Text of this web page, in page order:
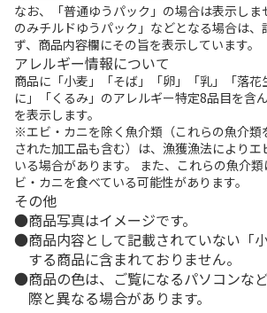
なお、「普通ゆうパック」の場合は表示し
のみチルドゆうパック」などとなる場合は、
ず、商品内容欄にその旨を表示しています。
アレルギー情報について
商品に「小麦」「そば」「卵」「乳」「落花
に」「くるみ」のアレルギー特定8品目を含
を表示します。
※エビ・カニを除く魚介類（これらの魚介類
された加工品も含む）は、漁獲漁法によりエ
いる場合があります。 また、これらの魚介
ビ・カニを食べている可能性があります。
その他
商品写真はイメージです。
商品内容として記載されていない「
する商品に含まれておりません。
商品の色は、ご覧になるパソコンな
際と異なる場合があります。